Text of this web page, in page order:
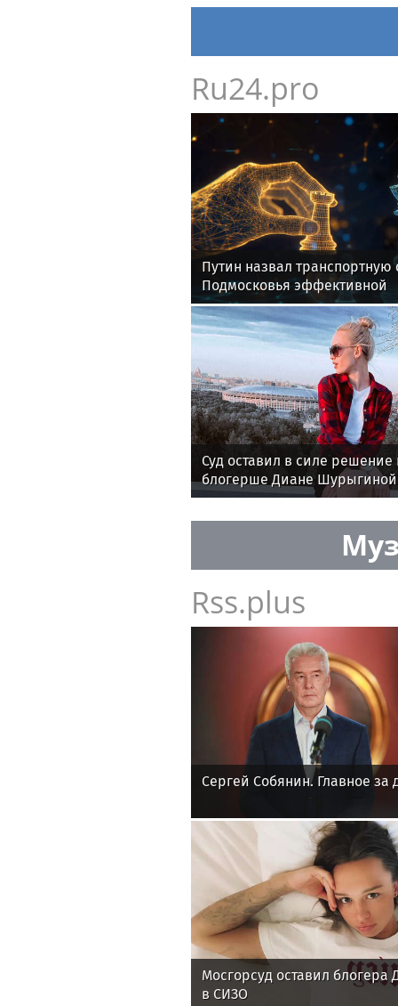
Ru24.pro
Путин назвал
Подмосковья эффективной
Суд оставил в силе решение
блогерше Диане Шурыгиной
Rss.plus
Сергей Собянин. Главное за
Мосгорсуд оставил
в СИЗО